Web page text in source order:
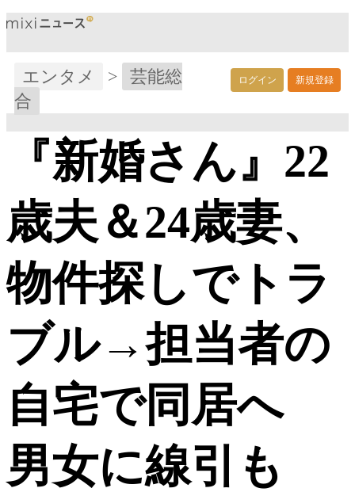
ログイン 新規登録
エンタメ >
芸能総
合
『新婚さん』22
歳夫＆24歳妻、
物件探しでトラ
ブル→担当者の
自宅で同居へ
男女に線引も